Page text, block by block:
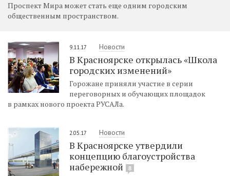
Проспект Мира может стать еще одним городским
общественным пространством.
9.11.17 Новости
В Красноярске открылась «Школа
городских изменений»
Горожане приняли участие в серии
переговорных и обучающих площадок
в рамках нового проекта РУСАЛа.
2.05.17 Новости
В Красноярске утвердили
концепцию благоустройства
набережной
8